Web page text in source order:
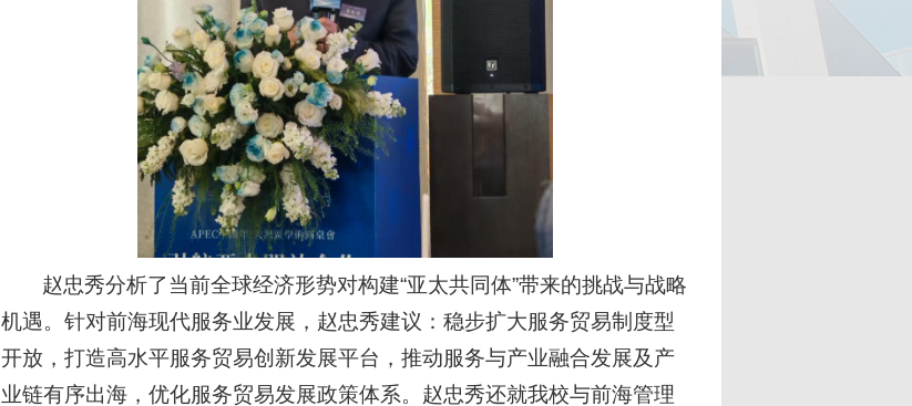
赵忠秀分析了当前全球经济形势对构建“亚太共同体”带来的挑战与战略
机遇。针对前海现代服务业发展，赵忠秀建议：稳步扩大服务贸易制度型
开放，打造高水平服务贸易创新发展平台，推动服务与产业融合发展及产
业链有序出海，优化服务贸易发展政策体系。赵忠秀还就我校与前海管理